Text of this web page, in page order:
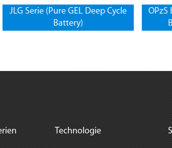
JLG Serie (Pure GEL Deep Cycle
Battery)
Technologie